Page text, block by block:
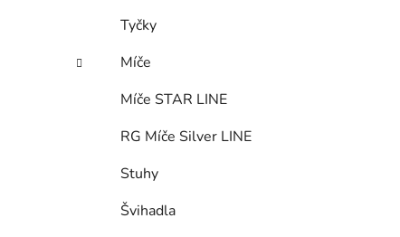
Tyčky
Míče
Míče STAR LINE
RG Míče Silver LINE
Stuhy
Švihadla